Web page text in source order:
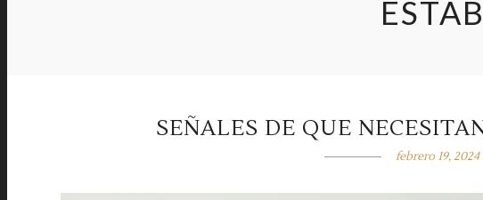
SEÑALES DE QUE
febrero 19, 2024